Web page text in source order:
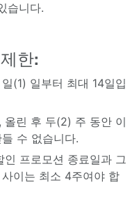
습니다.
한:
(1) 일부터 최대 14일입
올린 후 두(2) 주 동안 이
수 없습니다.
프로모션 종료일과 그
이는 최소 4주여야 합